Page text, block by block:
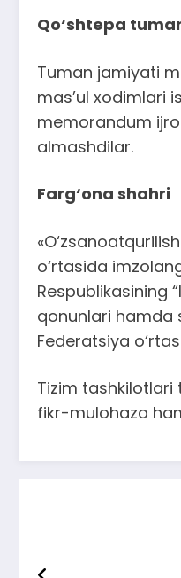
Qo‘shtepa
Tuman jamiyati
mas’ul xodimlari
memorandum
almashdilar.
Farg‘ona shahri
o‘rtasida
Respublikasining
qonunlari hamda
Federatsiya
Tizim
fikr-mulohaza